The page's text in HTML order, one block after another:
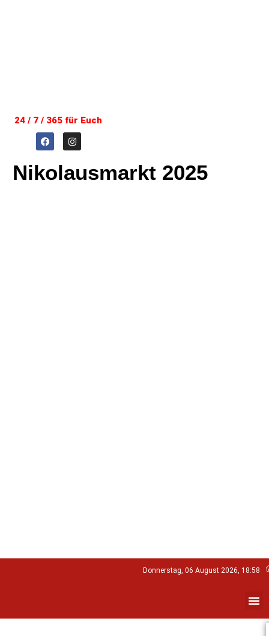
24 / 7 / 365 für Euch
Nikolausmarkt 2025
Donnerstag, 06 August 2026, 18:58